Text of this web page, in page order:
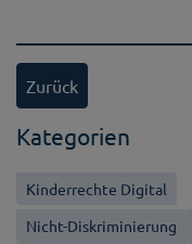
Zurück
Kategorien
Kinderrechte Digital
Nicht-Diskriminierung